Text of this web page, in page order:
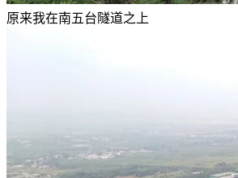
原来我在南五台隧道之上